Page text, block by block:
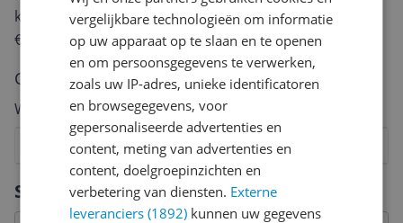
Specificaties
keuze te maken én maak je iedere maand kans op
€250,-!
Klik hier voor de actievoorwaarden.
Cijfer
Welk cijfer geef jij dit product?
7
6
5
4
3
2
Vraag 1 van 4
vergelijkbare technologieën om informatie
op uw apparaat op te slaan en te openen
en om persoonsgegevens te verwerken,
zoals uw IP-adres, unieke identificatoren
en browsegegevens, voor
gepersonaliseerde advertenties en
content, meting van advertenties en
content, doelgroepinzichten en
verbetering van diensten. Externe
leveranciers (1892) kunnen uw gegevens